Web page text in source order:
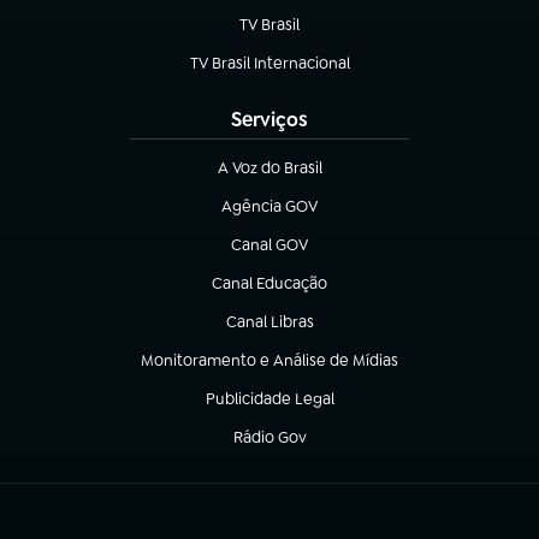
TV Brasil
(abre em nova aba)
TV Brasil Internacional
(abre em nova aba)
Serviços
A Voz do Brasil
(abre em nova aba)
Agência GOV
(abre em nova aba)
Canal GOV
(abre em nova aba)
Canal Educação
(abre em nova aba)
Canal Libras
(abre em nova aba)
Monitoramento e Análise de Mídias
(abre em nova aba)
Publicidade Legal
(abre em nova aba)
Rádio Gov
(abre em nova aba)